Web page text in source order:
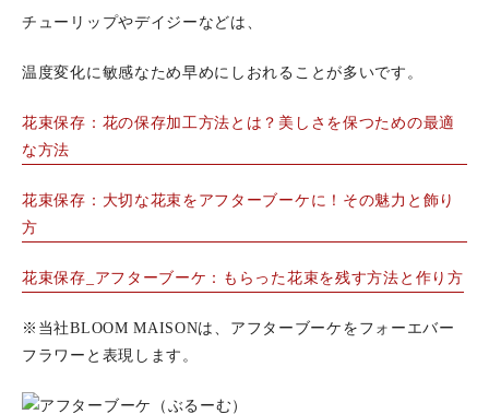
チューリップやデイジーなどは、
温度変化に敏感なため早めにしおれることが多いです。
花束保存：花の保存加工方法とは？美しさを保つための最適
な方法
花束保存：大切な花束をアフターブーケに！その魅力と飾り
方
花束保存_アフターブーケ：もらった花束を残す方法と作り方
※当社BLOOM MAISONは、アフターブーケをフォーエバー
フラワーと表現します。